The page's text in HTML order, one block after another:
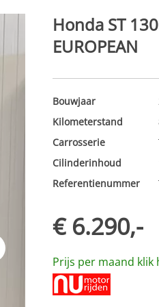
Honda ST
EUROPEAN
Bouwjaar
Kilometerstand
Carrosserie
Cilinderinhoud
Referentienummer
€ 6.290,-
Prijs per maand klik